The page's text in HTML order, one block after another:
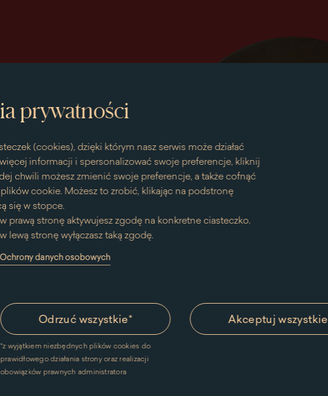
prywatności
(cookies), dzięki którym nasz serwis może działać
informacji i spersonalizować swoje preferencje, kliknij
chwili możesz zmienić swoje preferencje, a także cofnąć
cookie. Możesz to zrobić, klikając na podstronę
się w stopce.
prawą stronę aktywujesz zgodę na konkretne ciasteczko.
lewą stronę wyłączasz taką zgodę.
danych osobowych
Odrzuć wszystkie*
*z wyjątkiem niezbędnych plików cookies do
prawidłowego działania strony oraz realizacji
obowiązków prawnych administratora
Akceptuj wszystkie